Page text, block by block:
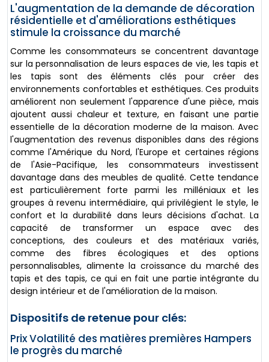
L'augmentation de la demande de décoration
résidentielle et d'améliorations esthétiques
stimule la croissance du marché
Comme les consommateurs se concentrent davantage
sur la personnalisation de leurs espaces de vie, les tapis et
les tapis sont des éléments clés pour créer des
environnements confortables et esthétiques. Ces produits
améliorent non seulement l'apparence d'une pièce, mais
ajoutent aussi chaleur et texture, en faisant une partie
essentielle de la décoration moderne de la maison. Avec
l'augmentation des revenus disponibles dans des régions
comme l'Amérique du Nord, l'Europe et certaines régions
de l'Asie-Pacifique, les consommateurs investissent
davantage dans des meubles de qualité. Cette tendance
est particulièrement forte parmi les milléniaux et les
groupes à revenu intermédiaire, qui privilégient le style, le
confort et la durabilité dans leurs décisions d'achat. La
capacité de transformer un espace avec des
conceptions, des couleurs et des matériaux variés,
comme des fibres écologiques et des options
personnalisables, alimente la croissance du marché des
tapis et des tapis, ce qui en fait une partie intégrante du
design intérieur et de l'amélioration de la maison.
Dispositifs de retenue pour clés:
Prix Volatilité des matières premières Hampers
le progrès du marché